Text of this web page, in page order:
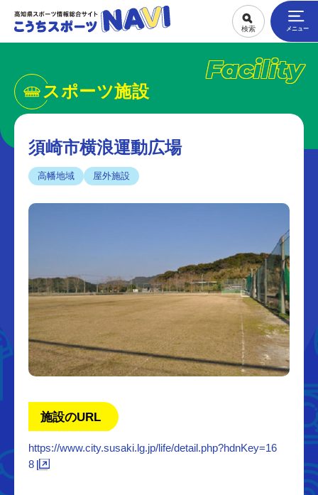
Facility
スポーツ施設
須崎市横浪運動広場
高幡地域 屋外施設
施設のURL
https://www.city.susaki.lg.jp/life/detail.php?hdnKey=16
8